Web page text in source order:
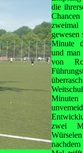
die
gewesen
Minute
und man
von
zwei